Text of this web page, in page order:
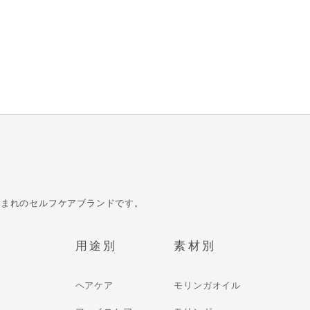
れのセルフケアブランドです。
用途別
ヘアケア
素材別
モリンガオイル